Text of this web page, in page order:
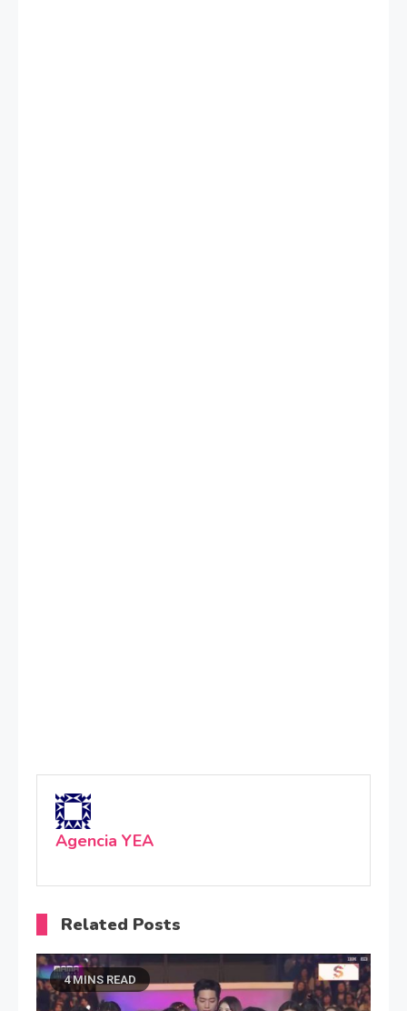
Agencia YEA
Related Posts
4 MINS READ